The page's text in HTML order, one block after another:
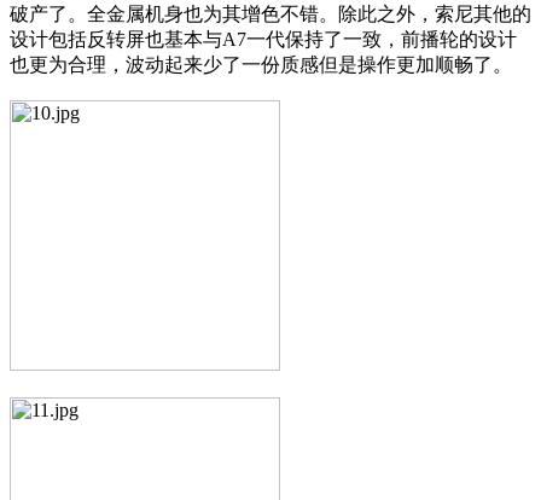
破产了。全金属机身也为其增色不错。除此之外，索尼其他的
设计包括反转屏也基本与A7一代保持了一致，前播轮的设计
也更为合理，波动起来少了一份质感但是操作更加顺畅了。